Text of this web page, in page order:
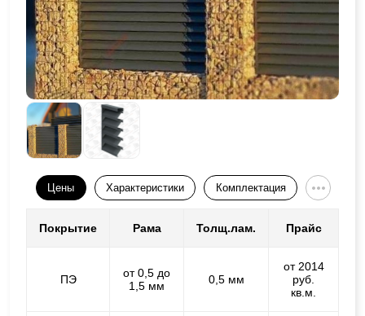
Цены Характеристики Комплектация
Покрытие Рама Толщ.лам. Прайс
ПЭ
от 0,5 до
1,5 мм
0,5 мм
от 2014
руб.
кв.м.